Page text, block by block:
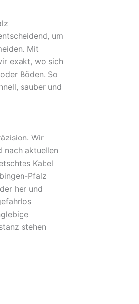
um
Mit
exakt, wo sich
Böden. So
sauber und
Wir
nach aktuellen
Kabel
Pfalz
her und
stehen